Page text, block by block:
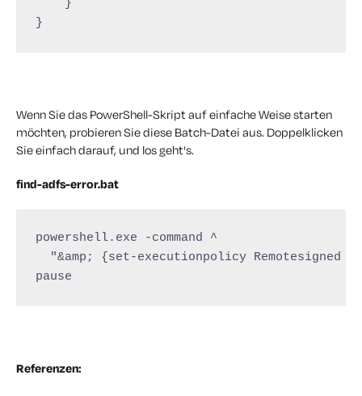
    }
}
Wenn Sie das PowerShell-Skript auf einfache Weise starten
möchten, probieren Sie diese Batch-Datei aus. Doppelklicken
Sie einfach darauf, und los geht's.
find-adfs-error.bat
powershell.exe -command ^
"&amp; {set-executionpolicy Remotesigned
pause
Referenzen: